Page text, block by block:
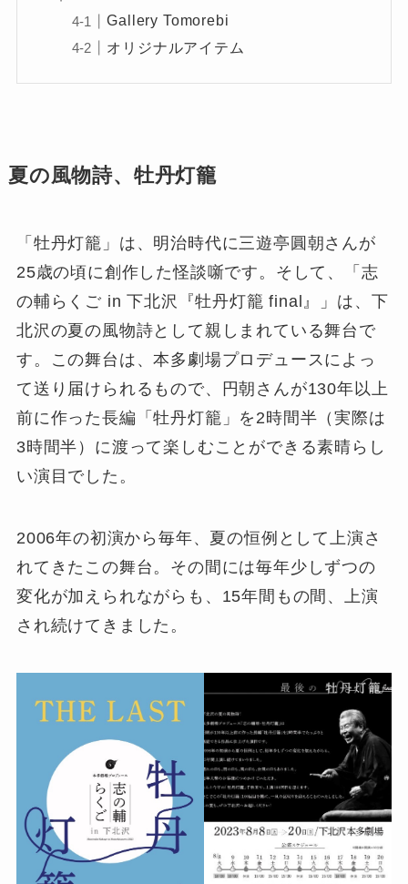
Gallery Tomorebi
オリジナルアイテム
夏の風物詩、牡丹灯籠
「牡丹灯籠」は、明治時代に三遊亭圓朝さんが
25歳の頃に創作した怪談噺です。そして、「志
の輔らくご in 下北沢『牡丹灯籠 final』」は、下
北沢の夏の風物詩として親しまれている舞台で
す。この舞台は、本多劇場プロデュースによっ
て送り届けられるもので、円朝さんが130年以上
前に作った長編「牡丹灯籠」を2時間半（実際は
3時間半）に渡って楽しむことができる素晴らし
い演目でした。
2006年の初演から毎年、夏の恒例として上演さ
れてきたこの舞台。その間には毎年少しずつの
変化が加えられながらも、15年間もの間、上演
され続けてきました。